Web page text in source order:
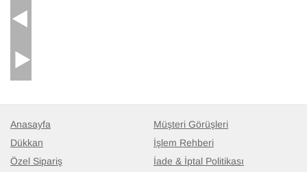
Anasayfa
Dükkan
Özel Sipariş
Müşteri Görüşleri
İşlem Rehberi
İade & İptal Politikası